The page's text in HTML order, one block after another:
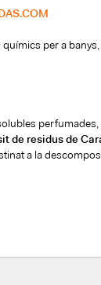
per a
de residus de
a la